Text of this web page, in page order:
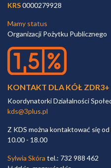
KRS0000279928
Mamy status
Organizacji Pożytku Publicznego
KONTAKT DLA KÓŁ ZDR3+
Koordynatorki Działalności
kds@3plus.pl
Z KDS można kontaktować się
10.00 - 18.00
Sylwia Skóra tel.: 732 988 462